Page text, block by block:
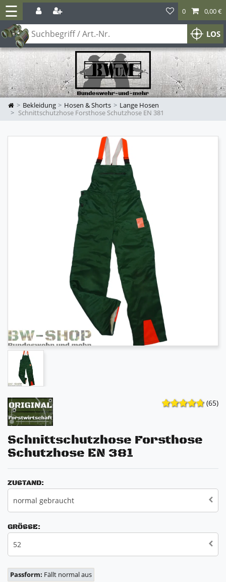
☰
LOS
0 0,00 €
Bekleidung Hosen & Shorts
Lange Hosen
Schnittschutzhose Forsthose Schutzhose EN 381
(65)
Schnittschutzhose Forsthose
Schutzhose EN 381
ZUSTAND:
normal gebraucht
GRÖSSE:
52
Passform: Fällt normal aus